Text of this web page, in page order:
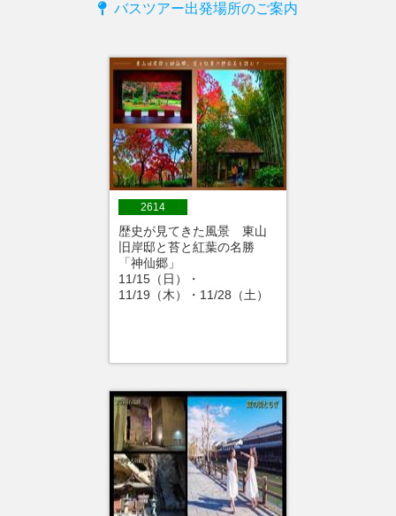
バスツアー出発場所のご案内
2614
歴史が見てきた風景 東山
旧岸邸と苔と紅葉の名勝
「神仙郷」
11/15（日）・
11/19（木）・11/28（土）